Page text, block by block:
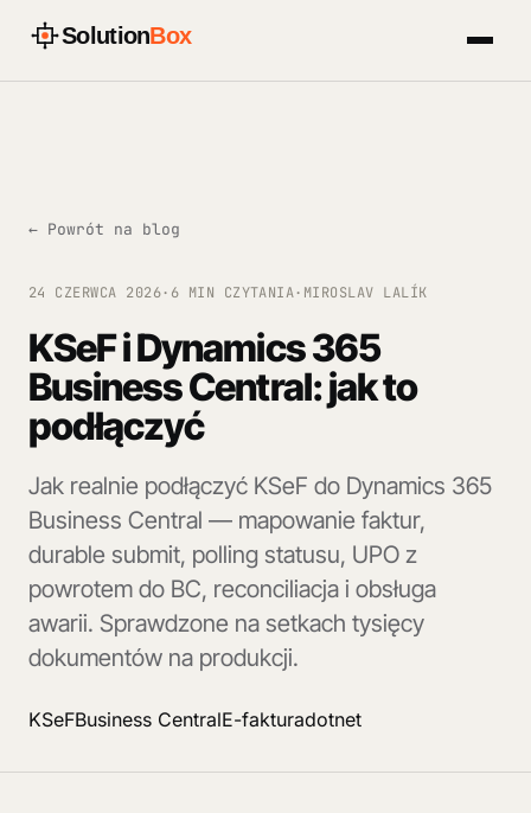
SolutionBox
← Powrót na blog
24 CZERWCA 2026· 6 MIN CZYTANIA· MIROSLAV LALÍK
KSeF i Dynamics 365
Business Central: jak to
podłączyć
Jak realnie podłączyć KSeF do Dynamics 365
Business Central — mapowanie faktur,
durable submit, polling statusu, UPO z
powrotem do BC, reconciliacja i obsługa
awarii. Sprawdzone na setkach tysięcy
dokumentów na produkcji.
KSeFBusiness CentralE-fakturadotnet